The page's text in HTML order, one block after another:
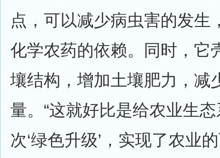
点，可以减少病虫害的发生
化学农药的依赖。同时，它
壤结构，增加土壤肥力，减
量。“这就好比是给农业生
次‘绿色升级’，实现了农业